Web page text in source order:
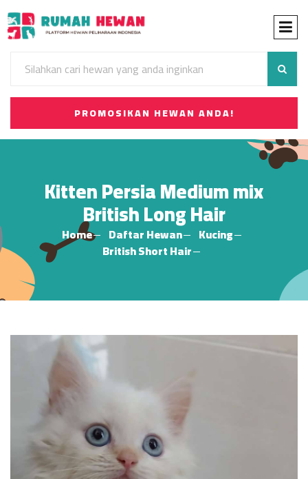
PROMOSIKAN HEWAN ANDA!
Kitten Persia Medium mix
British Long Hair
Home Daftar Hewan
Kucing
British Short Hair